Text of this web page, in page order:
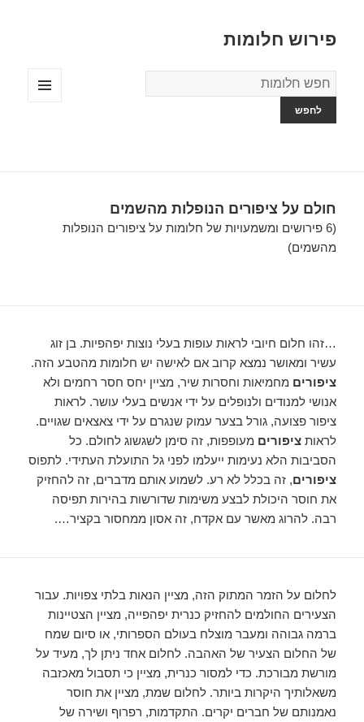
פירוש חלומות
מילון
החלומות
חולם על ציפורים הנופלות מהשמים
(6 פירושים ומשמעויות של חלומות על ציפורים הנופלות
מהשמים)
…זהו חלום חיובי לראות עופות בעלי נוצות יפהפיות. בן זוג
עשיר ומאושר נמצא קרוב אם לאישה יש חלומות מהטבע הזה.
ציפורים מחמיאות וחסרות שיר, מציין יחס חסר רחמים ולא
אנושי למנודים ולנופלים על ידי אנשים בעלי עושר. לראות
ציפור פצועה, גורל בצער עמוק שנגרם על ידי צאצאים שגויים.
לראותציפורים מעופפות, זה סימן לשגשוג לחולם. כל
הסביבות הלא נעימות ייעלמו לפני גל התועלת העתידי. לתפוס
ציפורים, זה בכלל לא רע. לשמוע אותם מדברים, זה להחזיק
את חוסר היכולת לבצע משימות שדורשות בהירות תפיסה
רבה. להרוג מאשר עם אקדח, זה אסון ממחסור בקציר….
לחלום על הזמר המתוק הזה, מציין הנאות בלתי צפויות. עבור
הצעירים החולמים להחזיק כנרית יפהפייה, מציין הצטיינות
ברמה גבוהה ומעבר מוצלח בעולם הספרותי, או סיום שמח
של החלום הצעיר של האהבה. לחלום אחד ניתן לך, מעיד על
מורשת מבורכת. כדי למסור כנרית, מציין כי תסבול מאכזבה
משאלותיך היקרות ביותר. לחלום שמת, מציין את חוסר
נאמנותם של חברים יקרים. התקדמות, רפרוף ושירה של